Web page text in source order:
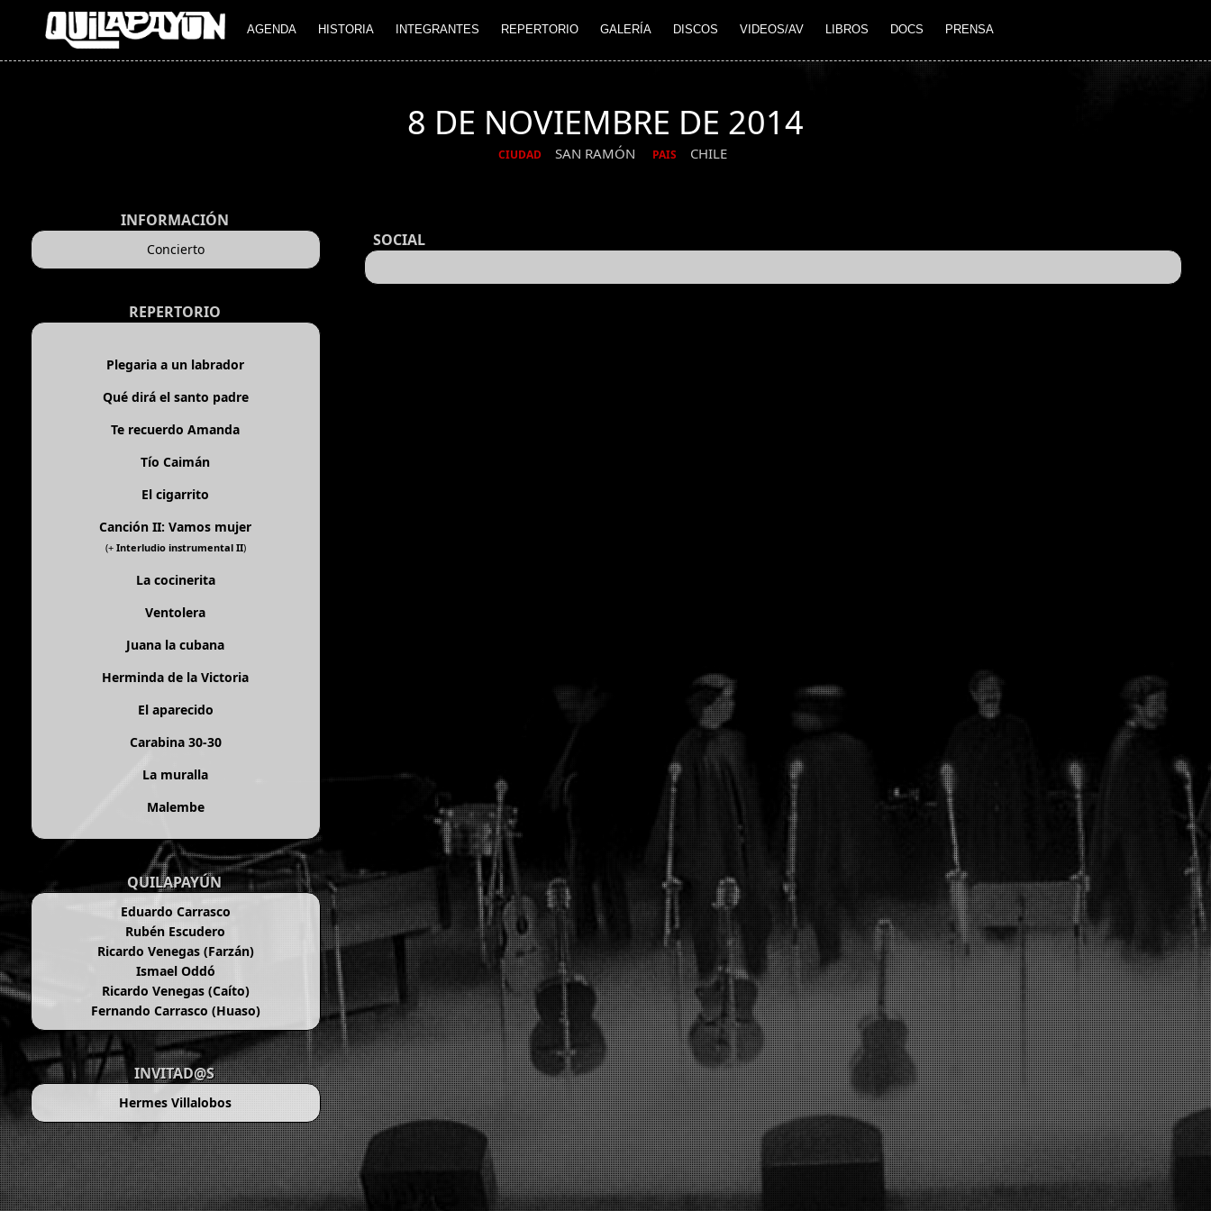
AGENDA HISTORIA INTEGRANTES REPERTORIO GALERÍA DISCOS VIDEOS/AV LIBROS DOCS PRENSA
8 DE NOVIEMBRE DE 2014
CIUDAD SAN RAMÓN PAIS CHILE
INFORMACIÓN
Concierto
REPERTORIO
Plegaria a un labrador
Qué dirá el santo padre
Te recuerdo Amanda
Tío Caimán
El cigarrito
Canción II: Vamos mujer
(+ Interludio instrumental II)
La cocinerita
Ventolera
Juana la cubana
Herminda de la Victoria
El aparecido
Carabina 30-30
La muralla
Malembe
QUILAPAYÚN
Eduardo Carrasco
Rubén Escudero
Ricardo Venegas (Farzán)
Ismael Oddó
Ricardo Venegas (Caíto)
Fernando Carrasco (Huaso)
INVITAD@S
Hermes Villalobos
SOCIAL